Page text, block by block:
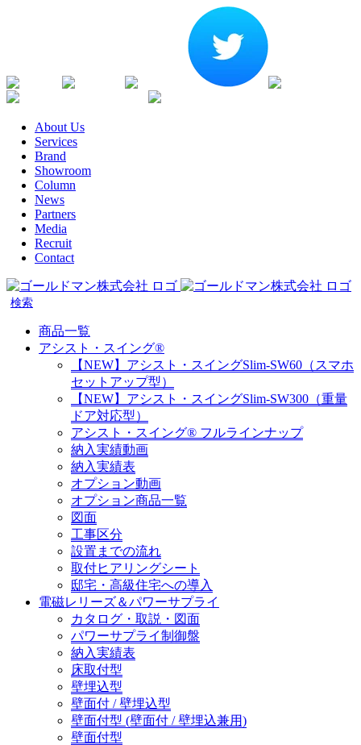
Twitter
楽
About Us
Services
Brand
Showroom
Column
News
Partners
Media
Recruit
Contact
商品一覧
アシスト・スイング®
【NEW】アシスト・スイングSlim-SW60（スマホ
セットアップ型）
【NEW】アシスト・スイングSlim-SW300（重量
ドア対応型）
アシスト・スイング® フルラインナップ
納入実績動画
納入実績表
オプション動画
オプション商品一覧
図面
工事区分
設置までの流れ
取付ヒアリングシート
邸宅・高級住宅への導入
電磁レリーズ＆パワーサプライ
カタログ・取説・図面
パワーサプライ制御盤
納入実績表
床取付型
壁埋込型
壁面付 / 壁埋込型
壁面付型 (壁面付 / 壁埋込兼用)
壁面付型